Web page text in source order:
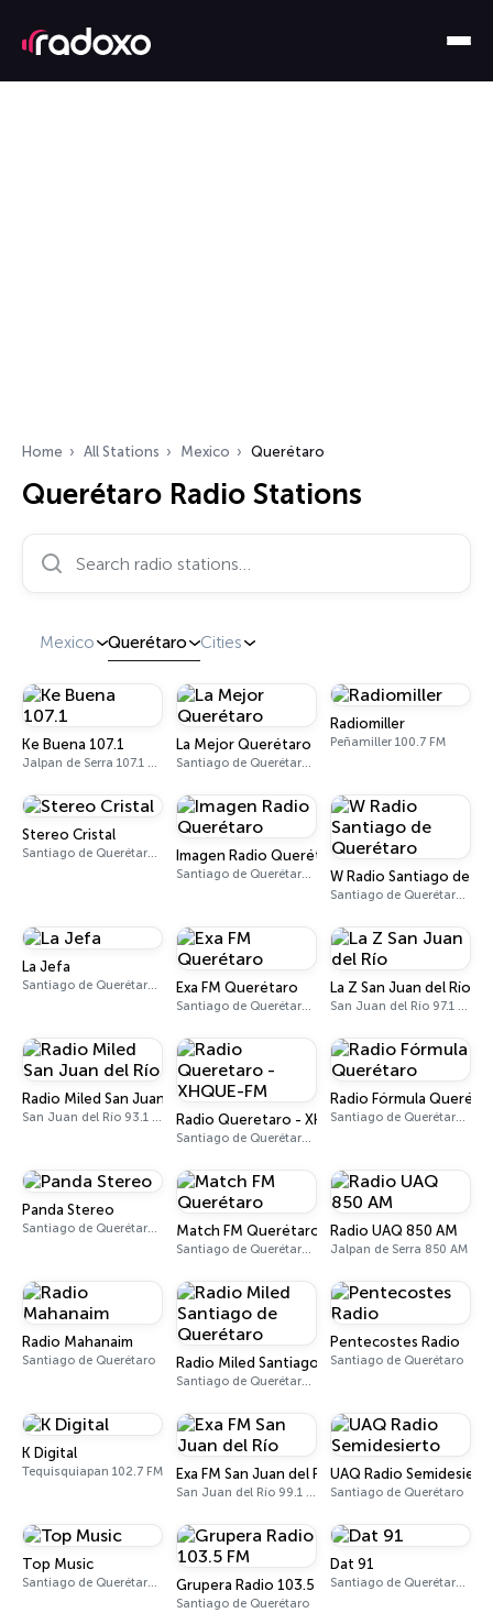
Home All Stations Mexico Querétaro
Querétaro Radio Stations
Search radio stations…
Mexico Querétaro Cities
Ke Buena 107.1
Jalpan de Serra 107.1 FM
La Mejor Querétaro
Santiago de Querétaro 92.7 FM
Radiomiller
Peñamiller 100.7 FM
Stereo Cristal
Santiago de Querétaro 101.1 FM Imagen Radio Querétaro
Santiago de Querétaro 94.7 FM W Radio Santiago de
Santiago de Querétaro 107.9 FM
La Jefa
Santiago de Querétaro 98.7 FM Exa FM Querétaro
Santiago de Querétaro 95.5 FM
La Z San Juan del Río
San Juan del Río 97.1 FM
Radio Miled San Juan del Río
San Juan del Río 93.1 FM Radio Queretaro - XHQUE-FM
Santiago de Querétaro 100.3 FM
Radio Fórmula
Santiago de Querétaro 88.7 FM
Panda Stereo
Santiago de Querétaro 92.5 FM Match FM Querétaro
Santiago de Querétaro 97.9 FM
Radio UAQ 850 AM
Jalpan de Serra 850 AM
Radio Mahanaim
Santiago de Querétaro Radio Miled Santiago de Querétaro
Santiago de Querétaro 103.1 FM
Pentecostes Radio
Santiago de Querétaro
K Digital
Tequisquiapan 102.7 FM Exa FM San Juan del Río
San Juan del Río 99.1 FM
UAQ Radio
Santiago de Querétaro
Top Music
Santiago de Querétaro 91.7 FM Grupera Radio 103.5 FM
Santiago de Querétaro
Dat 91
Santiago de Querétaro 90.9 FM